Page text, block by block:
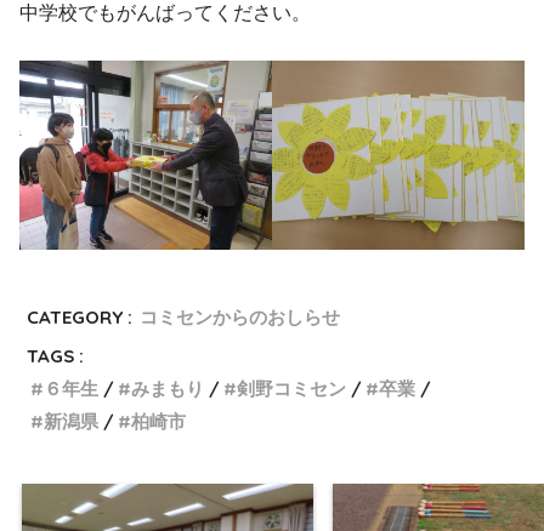
中学校でもがんばってください。
CATEGORY : コミセンからのおしらせ
TAGS :
６年生
みまもり 剣野コミセン
卒業
新潟県
柏崎市